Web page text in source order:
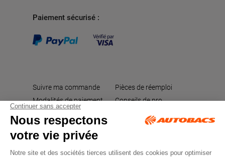
Paiement sécurisé :
Suivre ma commande
Modalités de paiement
Pièces de réemploi
Conseils de pro
Qui sommes-nous ?
Nos valeurs
Nos engagements